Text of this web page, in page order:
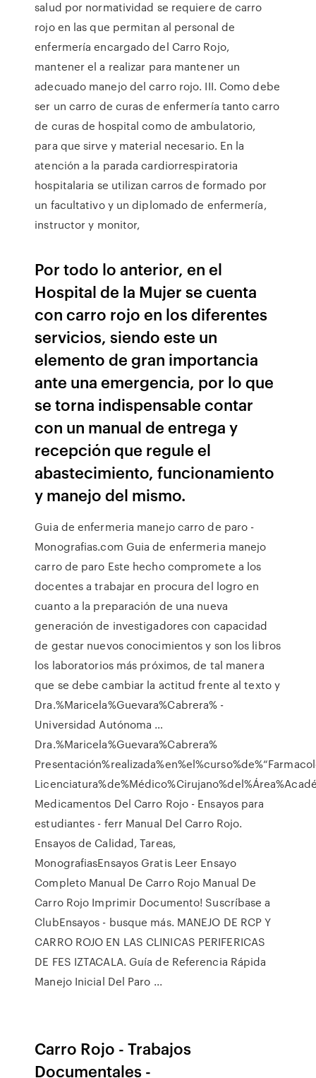
salud por normatividad se requiere de carro
rojo en las que permitan al personal de
enfermería encargado del Carro Rojo,
mantener el a realizar para mantener un
adecuado manejo del carro rojo. III. Como debe
ser un carro de curas de enfermería tanto carro
de curas de hospital como de ambulatorio,
para que sirve y material necesario. En la
atención a la parada cardiorrespiratoria
hospitalaria se utilizan carros de formado por
un facultativo y un diplomado de enfermería,
instructor y monitor,
Por todo lo anterior, en el
Hospital de la Mujer se cuenta
con carro rojo en los diferentes
servicios, siendo este un
elemento de gran importancia
ante una emergencia, por lo que
se torna indispensable contar
con un manual de entrega y
recepción que regule el
abastecimiento, funcionamiento
y manejo del mismo.
Guia de enfermeria manejo carro de paro -
Monografias.com Guia de enfermeria manejo
carro de paro Este hecho compromete a los
docentes a trabajar en procura del logro en
cuanto a la preparación de una nueva
generación de investigadores con capacidad
de gestar nuevos conocimientos y son los libros
los laboratorios más próximos, de tal manera
que se debe cambiar la actitud frente al texto y
Dra.%Maricela%Guevara%Cabrera% -
Universidad Autónoma …
Dra.%Maricela%Guevara%Cabrera%
Medicamentos Del Carro Rojo - Ensayos para
estudiantes - ferr Manual Del Carro Rojo.
Ensayos de Calidad, Tareas,
MonografiasEnsayos Gratis Leer Ensayo
Completo Manual De Carro Rojo Manual De
Carro Rojo Imprimir Documento! Suscríbase a
ClubEnsayos - busque más. MANEJO DE RCP Y
CARRO ROJO EN LAS CLINICAS PERIFERICAS
DE FES IZTACALA. Guía de Referencia Rápida
Manejo Inicial Del Paro ...
Carro Rojo - Trabajos
Documentales -